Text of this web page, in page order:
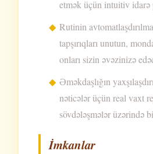
etmək üçün intuitiv idarə
Rutinin
tapşırıqları unutun,
onları sizin əvəzinizə
Əməkdaşlığın
nəticələr üçün real vaxt
sövdələşmələr üzərində
İmkanlar